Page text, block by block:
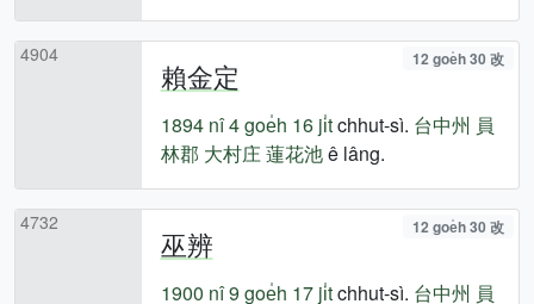
4904
賴金定 12 goe̍h 30 改
1894 nî4 goe̍h 16 ji̍tchhut-sì. 台中州 員
林郡 大村庄蓮花池ê lâng.
4732
巫辨 12 goe̍h 30 改
1900 nî9 goe̍h 17 ji̍tchhut-sì. 台中州 員